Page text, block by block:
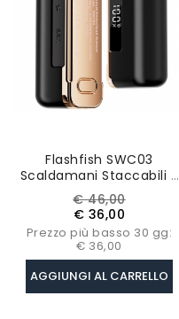
Flashfish SWC03
Scaldamani Staccabili 2
In 1, Carica Rapida 3.5H, 4
Livelli Di Riscaldamento,
5000mAh*2
Prezzo
base
€ 46,00Prezzo
€ 36,00
Prezzo più basso 30 gg:
€ 36,00
AGGIUNGI AL CARRELLO